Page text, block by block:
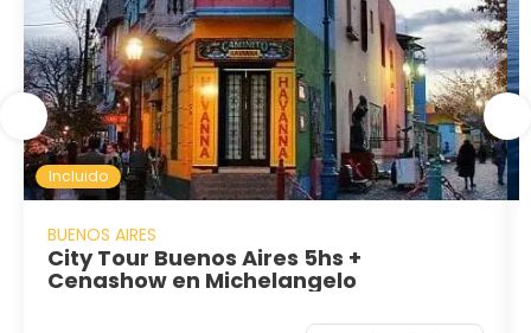
Incluido
BUENOS AIRES
City Tour Buenos Aires 5hs +
Cenashow en Michelangelo